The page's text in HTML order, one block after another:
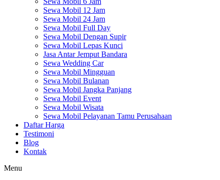
Sewa Mobil 12 Jam
Sewa Mobil 24 Jam
Sewa Mobil Full Day
Sewa Mobil Dengan Supir
Sewa Mobil Lepas Kunci
Jasa Antar Jemput Bandara
Sewa Wedding Car
Sewa Mobil Mingguan
Sewa Mobil Bulanan
Sewa Mobil Jangka Panjang
Sewa Mobil Event
Sewa Mobil Wisata
Sewa Mobil Pelayanan Tamu Perusahaan
Daftar Harga
Testimoni
Blog
Kontak
Menu